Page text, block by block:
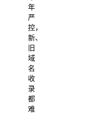
年
严
控，
新、
旧
域
名
收
录
都
难